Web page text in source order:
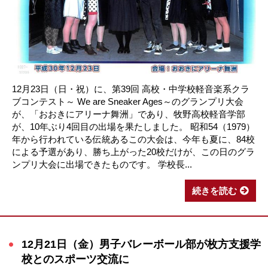
12月23日（日・祝）に、第39回 高校・中学校軽音楽系クラ
ブコンテスト～ We are Sneaker Ages～のグランプリ大会
が、「おおきにアリーナ舞洲」であり、牧野高校軽音学部
が、10年ぶり4回目の出場を果たしました。 昭和54（1979）
年から行われている伝統あるこの大会は、今年も夏に、84校
による予選があり、勝ち上がった20校だけが、この日のグラ
ンプリ大会に出場できたものです。 学校長...
続きを読む
12月21日（金）男子バレーボール部が枚方支援学
校とのスポーツ交流に